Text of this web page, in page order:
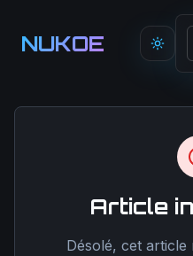
NUKOE
Article
Désolé, cet article